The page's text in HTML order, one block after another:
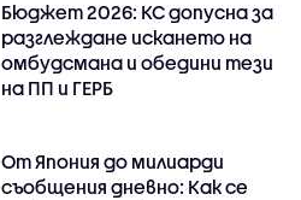
Бюджет 2026: КС допусна за
разглеждане искането на
омбудсмана и обедини тези
на ПП и ГЕРБ
От Япония до милиарди
съобщения дневно: Как се